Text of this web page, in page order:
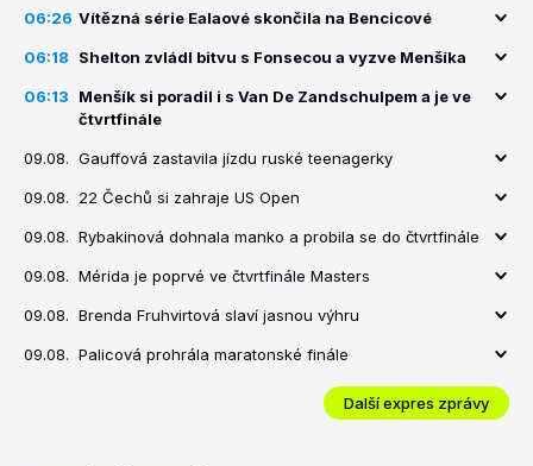
06:26 Vítězná série Ealaové skončila na Bencicové
06:18 Shelton zvládl bitvu s Fonsecou a vyzve Menšíka
06:13
Menšík si poradil i s Van De Zandschulpem a je ve
čtvrtfinále
09.08. Gauffová zastavila jízdu ruské teenagerky
09.08. 22 Čechů si zahraje US Open
09.08. Rybakinová dohnala manko a probila se do čtvrtfinále
09.08. Mérida je poprvé ve čtvrtfinále Masters
09.08. Brenda Fruhvirtová slaví jasnou výhru
09.08. Palicová prohrála maratonské finále
Další expres zprávy